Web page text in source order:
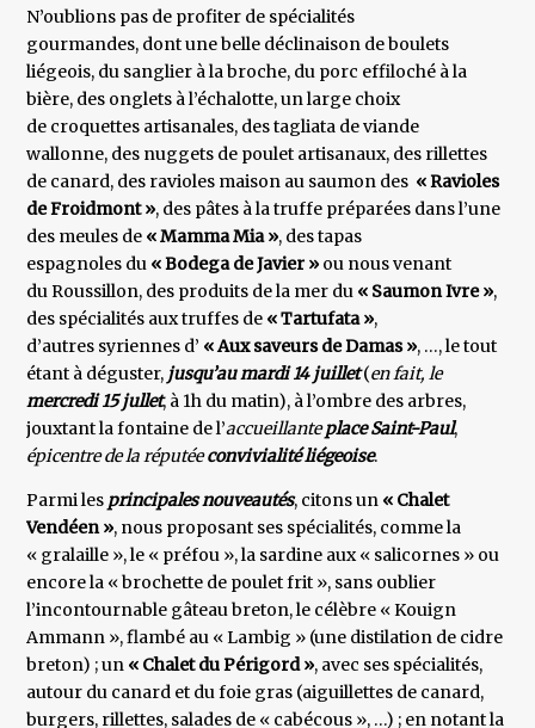
N’oublions pas de profiter de spécialités
gourmandes, dont une belle déclinaison de boulets
liégeois, du sanglier à la broche, du porc effiloché à la
bière, des onglets à l’échalotte, un large choix
de croquettes artisanales, des tagliata de viande
wallonne, des nuggets de poulet artisanaux, des rillettes
de canard, des ravioles maison au saumon des « Ravioles
de Froidmont », des pâtes à la truffe préparées dans l’une
des meules de « Mamma Mia », des tapas
espagnoles du « Bodega de Javier » ou nous venant
du Roussillon, des produits de la mer du « Saumon Ivre »,
des spécialités aux truffes de « Tartufata »,
d’autres syriennes d’ « Aux saveurs de Damas », …, le tout
étant à déguster, jusqu’au mardi 14 juillet(en fait, le
mercredi 15 jullet, à 1h du matin), à l’ombre des arbres,
jouxtant la fontaine de l’accueillanteplace Saint-Paul,
épicentre de la réputéeconvivialité liégeoise.
Parmi les principales nouveautés, citons un « Chalet
Vendéen », nous proposant ses spécialités, comme la
« gralaille », le « préfou », la sardine aux « salicornes » ou
encore la « brochette de poulet frit », sans oublier
l’incontournable gâteau breton, le célèbre « Kouign
Ammann », flambé au « Lambig » (une distilation de cidre
breton) ; un « Chalet du Périgord », avec ses spécialités,
autour du canard et du foie gras (aiguillettes de canard,
burgers, rillettes, salades de « cabécous », …) ; en notant la